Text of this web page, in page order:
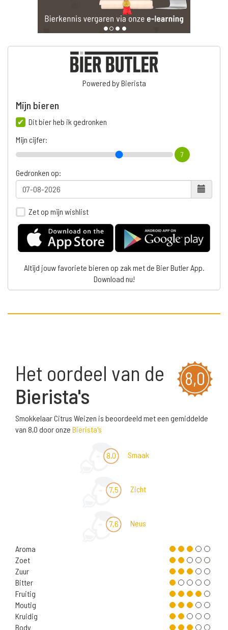
Powered by Bierista
Mijn bieren
Dit bier heb ik gedronken
Mijn cijfer:
7
Gedronken op:
Zet op mijn wishlist
Altijd jouw favoriete bieren op zak met de Bier Butler App.
Download nu!
8,0
Het oordeel van de
Bierista's
Smokkelaar Citrus Weizen is beoordeeld met een gemiddelde
van 8,0 door onze Bierista's
8,0 Smaak
7,5 Zicht
7,6 Neus
Aroma
Zoet
Zuur
Bitter
Fruitig
Moutig
Kruidig
Body